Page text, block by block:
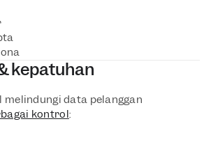
kepatuhan
melindungi data pelanggan
kontrol: